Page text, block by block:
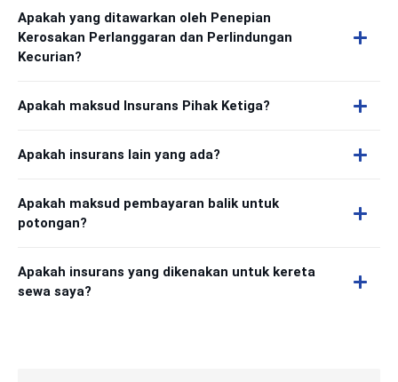
Apakah yang ditawarkan oleh Penepian
Kerosakan Perlanggaran dan Perlindungan
Kecurian?
Apakah maksud Insurans Pihak Ketiga?
Apakah insurans lain yang ada?
Apakah maksud pembayaran balik untuk
potongan?
Apakah insurans yang dikenakan untuk kereta
sewa saya?